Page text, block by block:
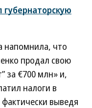
напомнила, что
продал свою
за €700 млн» и,
налоги в
выведя